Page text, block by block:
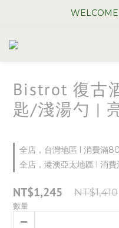
夏日
Bistrot 復古
匙/淺湯勺 |
全店，台灣地區 l 消費滿
全店，港澳亞太地區 l 消
NT$1,245 NT$1,410
數量